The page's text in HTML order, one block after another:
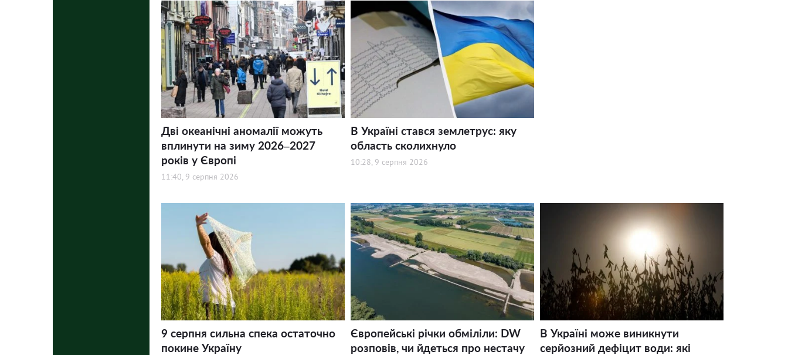
Дві океанічні аномалії можуть
вплинути на зиму 2026–2027
років у Європі
11:40, 9 серпня 2026
В Україні стався землетрус: яку
область сколихнуло
10:28, 9 серпня 2026
9 серпня сильна спека остаточно
покине Україну
Європейські річки обміліли: DW
розповів, чи йдеться про нестачу
В Україні може виникнути
серйозний дефіцит води: які